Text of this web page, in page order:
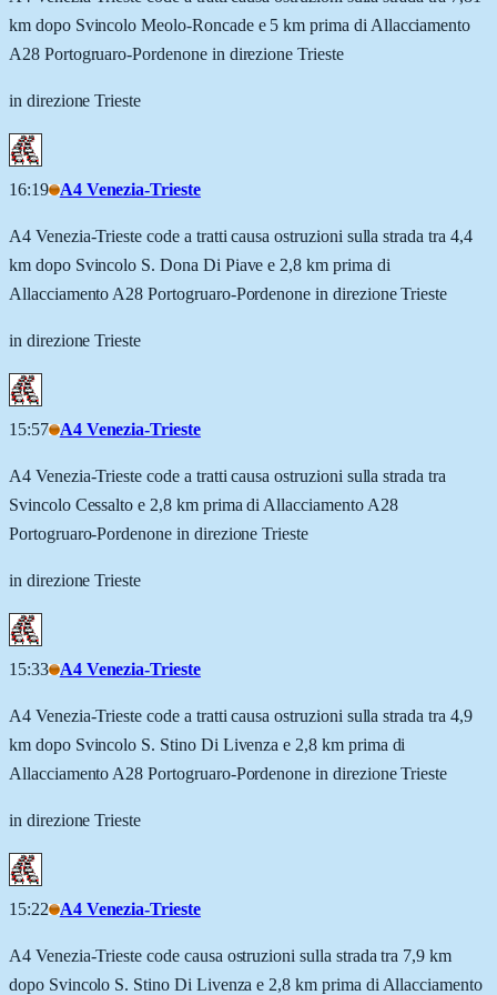
km dopo Svincolo Meolo-Roncade e 5 km prima di Allacciamento
A28 Portogruaro-Pordenone in direzione Trieste
in direzione Trieste
16:19 A4 Venezia-Trieste
A4 Venezia-Trieste code a tratti causa ostruzioni sulla strada tra 4,4
km dopo Svincolo S. Dona Di Piave e 2,8 km prima di
Allacciamento A28 Portogruaro-Pordenone in direzione Trieste
in direzione Trieste
15:57 A4 Venezia-Trieste
A4 Venezia-Trieste code a tratti causa ostruzioni sulla strada tra
Svincolo Cessalto e 2,8 km prima di Allacciamento A28
Portogruaro-Pordenone in direzione Trieste
in direzione Trieste
15:33 A4 Venezia-Trieste
A4 Venezia-Trieste code a tratti causa ostruzioni sulla strada tra 4,9
km dopo Svincolo S. Stino Di Livenza e 2,8 km prima di
Allacciamento A28 Portogruaro-Pordenone in direzione Trieste
in direzione Trieste
15:22 A4 Venezia-Trieste
A4 Venezia-Trieste code causa ostruzioni sulla strada tra 7,9 km
dopo Svincolo S. Stino Di Livenza e 2,8 km prima di Allacciamento